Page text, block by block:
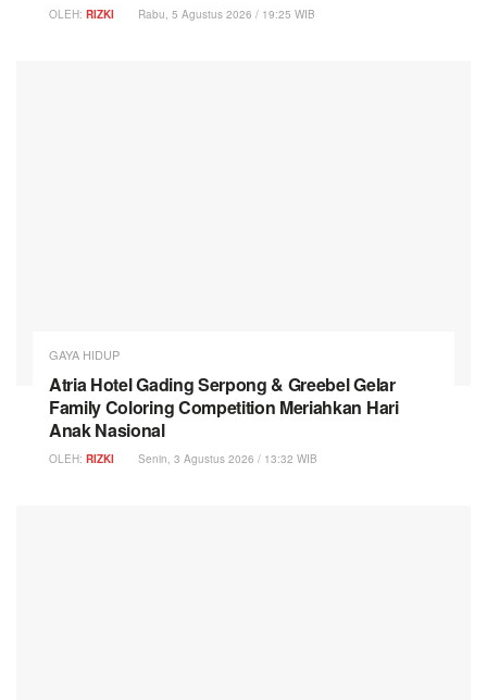
OLEH: RIZKI Rabu, 5 Agustus 2026 / 19:25 WIB
GAYA HIDUP
Atria Hotel Gading Serpong & Greebel Gelar
Family Coloring Competition Meriahkan Hari
Anak Nasional
OLEH: RIZKI Senin, 3 Agustus 2026 / 13:32 WIB